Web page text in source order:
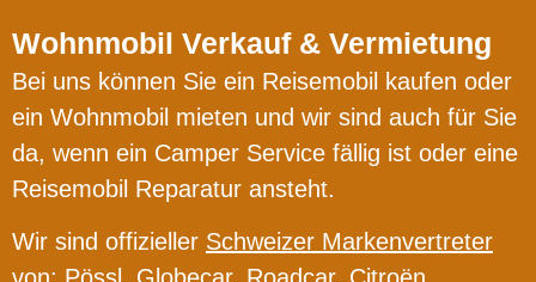
Wohnmobil Verkauf & Vermietung
Bei uns können Sie ein Reisemobil kaufen oder
ein Wohnmobil mieten und wir sind auch für Sie
da, wenn ein Camper Service fällig ist oder eine
Reisemobil Reparatur ansteht.
Wir sind offizieller Schweizer Markenvertreter